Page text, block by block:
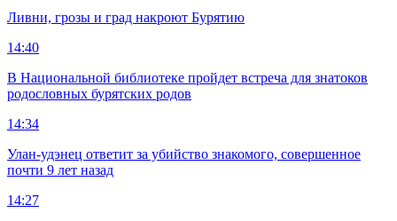
Ливни, грозы и град накроют Бурятию
14:40
В Национальной библиотеке пройдет встреча для знатоков
родословных бурятских родов
14:34
Улан-удэнец ответит за убийство знакомого, совершенное
почти 9 лет назад
14:27